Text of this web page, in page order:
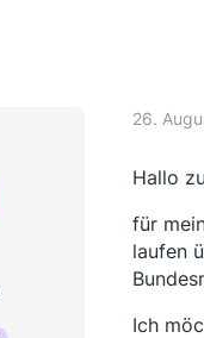
26.
Hallo
für
laufen
Ich